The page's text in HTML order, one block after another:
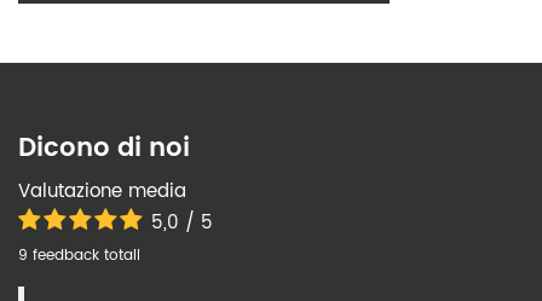
Dicono di noi
Valutazione media
5,0 / 5
9 feedback totali